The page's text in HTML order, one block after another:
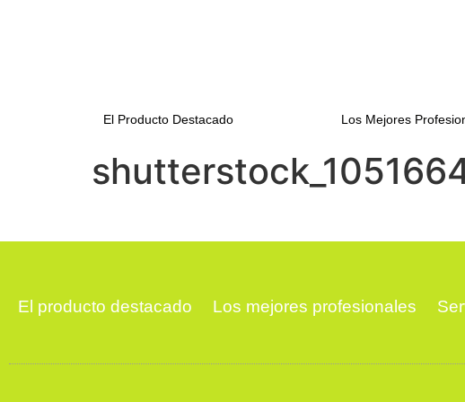
El Producto Destacado Los Mejores
El producto destacado Los mejores profesionales